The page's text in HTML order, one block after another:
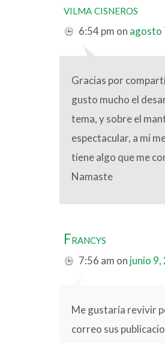
vilma cisneros
6:54 pm on agosto
Gracias por
gusto mucho el
tema, y sobre el
espectacular, a mi
tiene algo que me
Namaste
Francys
7:56 am on junio 9,
Me gustaría revivir
correo sus